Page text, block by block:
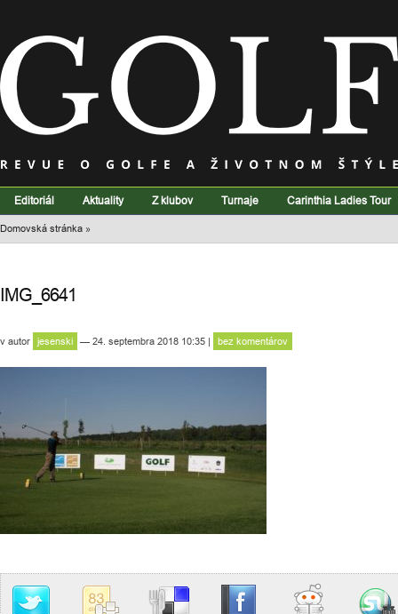
Editoriál Aktuality Z klubov Turnaje Carinthia Ladies Tour
Domovská stránka »
IMG_6641
v autor jesenski — 24. septembra 2018 10:35 | bez komentárov